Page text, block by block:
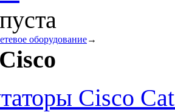
оборудование→
Cisco